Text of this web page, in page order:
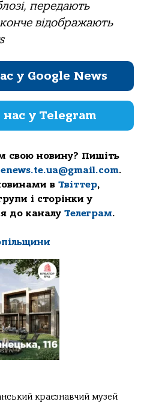
передають
відображають
у Google News
у Telegram
свою новину? Пишіть
.
в Твіттер,
і сторінки у
до каналу Телеграм.
краєзнавчий музей